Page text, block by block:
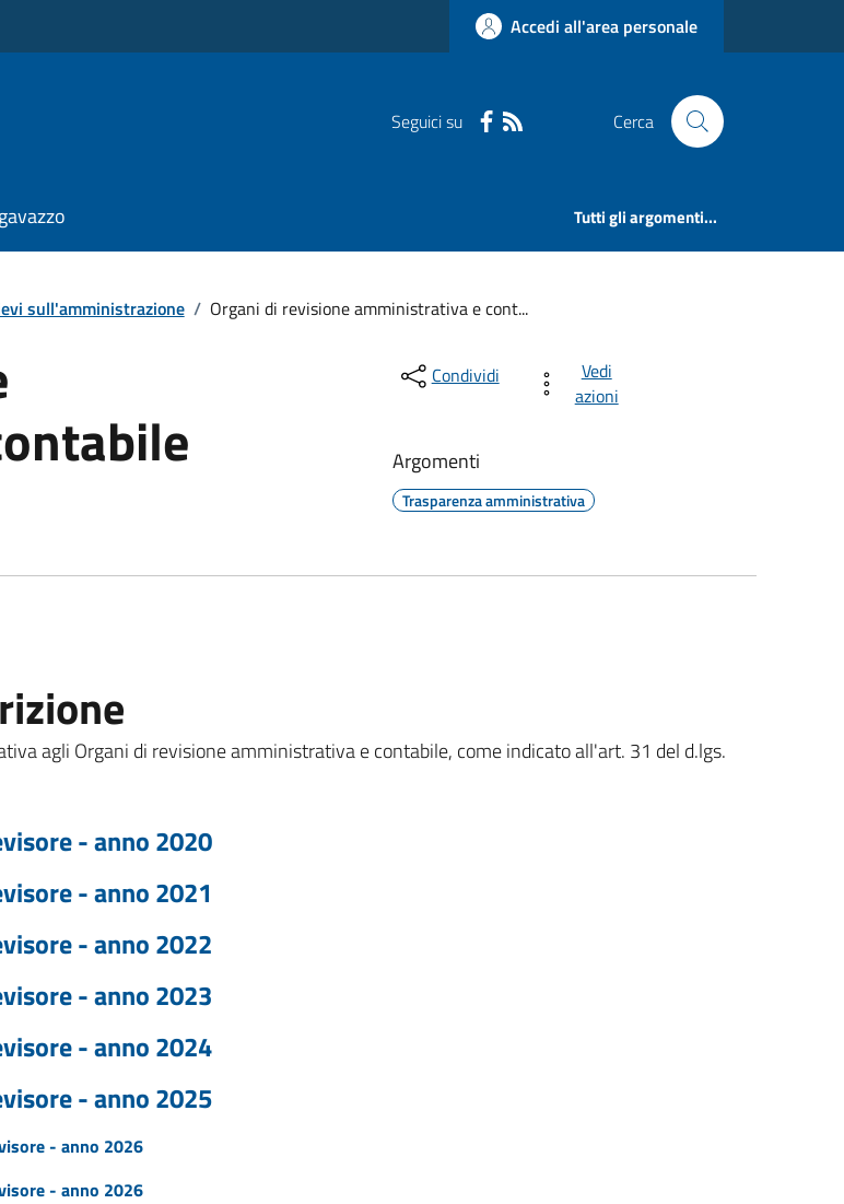
Accedi all'area personale
Seguici su Cerca
Tutti gli argomenti...
sull'amministrazione / Organi di revisione amministrativa e cont...
Condividi
Vedi
azioni
Argomenti
Trasparenza amministrativa
agli Organi di revisione amministrativa e contabile, come indicato all'art. 31 del d.lgs.
- anno 2020
- anno 2021
- anno 2022
- anno 2023
- anno 2024
- anno 2025
- anno 2026
- anno 2026